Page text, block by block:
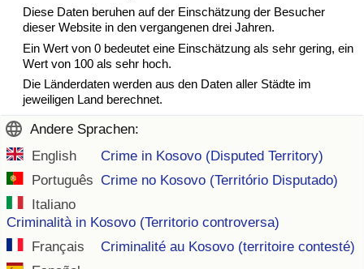
Diese Daten beruhen auf der Einschätzung der Besucher
dieser Website in den vergangenen drei Jahren.
Ein Wert von 0 bedeutet eine Einschätzung als sehr gering, ein
Wert von 100 als sehr hoch.
Die Länderdaten werden aus den Daten aller Städte im
jeweiligen Land berechnet.
Andere Sprachen:
English
Crime in Kosovo (Disputed Territory)
Português Crime no Kosovo (Território Disputado)
Italiano
Criminalità in Kosovo (Territorio controversa)
Français
Criminalité au Kosovo (territoire contesté)
Verkehrs-Index nach Land